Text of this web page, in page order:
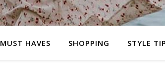
MUST HAVES SHOPPING STYLE